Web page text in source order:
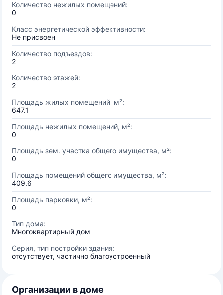
Количество нежилых помещений:
0
Класс энергетической эффективности:
Не присвоен
Количество подъездов:
2
Количество этажей:
2
Площадь жилых помещений, м²:
647.1
Площадь нежилых помещений, м²:
0
Площадь зем. участка общего имущества, м²:
0
Площадь помещений общего имущества, м²:
409.6
Площадь парковки, м²:
0
Тип дома:
Многоквартирный дом
Серия, тип постройки здания:
отсутствует, частично благоустроенный
Организации в доме